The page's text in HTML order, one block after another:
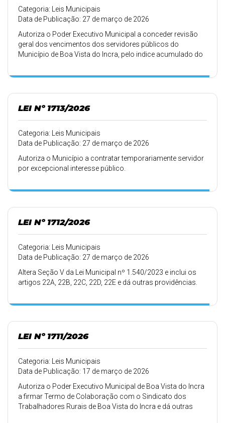
Categoria: Leis Municipais
Data de Publicação: 27 de março de 2026
Autoriza o Poder Executivo Municipal a conceder revisão
geral dos vencimentos dos servidores públicos do
Município de Boa Vista do Incra, pelo indice acumulado do
outras providências.
LEI Nº 1713/2026
Categoria: Leis Municipais
Data de Publicação: 27 de março de 2026
Autoriza o Município a contratar temporariamente servidor
por excepcional interesse público.
LEI Nº 1712/2026
Categoria: Leis Municipais
Data de Publicação: 27 de março de 2026
Altera Seção V da Lei Municipal nº 1.540/2023 e inclui os
artigos 22A, 22B, 22C, 22D, 22E e dá outras providências.
LEI Nº 1711/2026
Categoria: Leis Municipais
Data de Publicação: 17 de março de 2026
Autoriza o Poder Executivo Municipal de Boa Vista do Incra
a firmar Termo de Colaboração com o Sindicato dos
Trabalhadores Rurais de Boa Vista do Incra e dá outras